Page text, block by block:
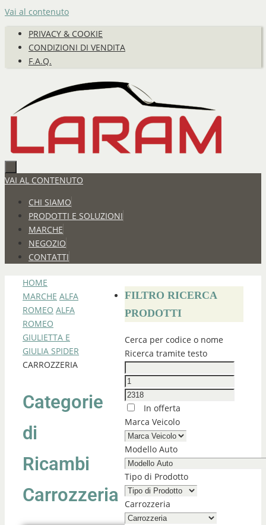
Vai al contenuto
PRIVACY & COOKIE
CONDIZIONI DI VENDITA
F.A.Q.
VAI AL CONTENUTO
CHI SIAMO
PRODOTTI E SOLUZIONI
MARCHE
NEGOZIO
CONTATTI
HOME
MARCHE ALFA
ROMEO ALFA
ROMEO
GIULIETTA E
GIULIA SPIDER
CARROZZERIA
Categorie
di
Ricambi
Carrozzeria
FILTRO RICERCA
PRODOTTI
Cerca per codice o nome
Ricerca tramite testo
In offerta
Marca Veicolo
Modello Auto
Tipo di Prodotto
Carrozzeria